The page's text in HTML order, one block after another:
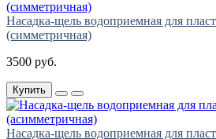
Насадка-щель водоприемная для
(симметричная)
3500 руб.
Купить
Насадка-щель водоприемная для